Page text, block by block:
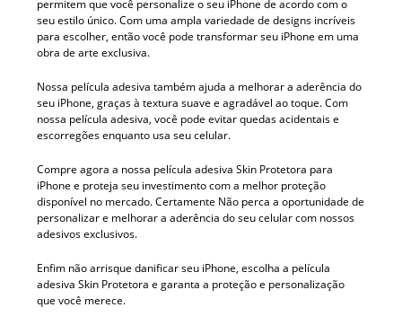
permitem que você personalize o seu iPhone de acordo com o
seu estilo único. Com uma ampla variedade de designs incríveis
para escolher, então você pode transformar seu iPhone em uma
obra de arte exclusiva.
Nossa película adesiva também ajuda a melhorar a aderência do
seu iPhone, graças à textura suave e agradável ao toque. Com
nossa película adesiva, você pode evitar quedas acidentais e
escorregões enquanto usa seu celular.
Compre agora a nossa película adesiva Skin Protetora para
iPhone e proteja seu investimento com a melhor proteção
disponível no mercado. Certamente Não perca a oportunidade de
personalizar e melhorar a aderência do seu celular com nossos
adesivos exclusivos.
Enfim não arrisque danificar seu iPhone, escolha a película
adesiva Skin Protetora e garanta a proteção e personalização
que você merece.